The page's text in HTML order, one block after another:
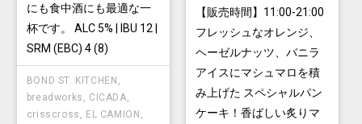
にも食中酒にも最適な一
杯です。 ALC 5% | IBU 12 |
SRM (EBC) 4 (8)
BOND ST. KITCHEN ,
breadworks , CICADA,
crisscross , EL CAMION ,
【販売時間】11:00-21:00
フレッシュなオレンジ、
ヘーゼルナッツ、バニラ
アイスにマシュマロを積
み上げた スペシャルパン
ケーキ！香ばしい炙りマ